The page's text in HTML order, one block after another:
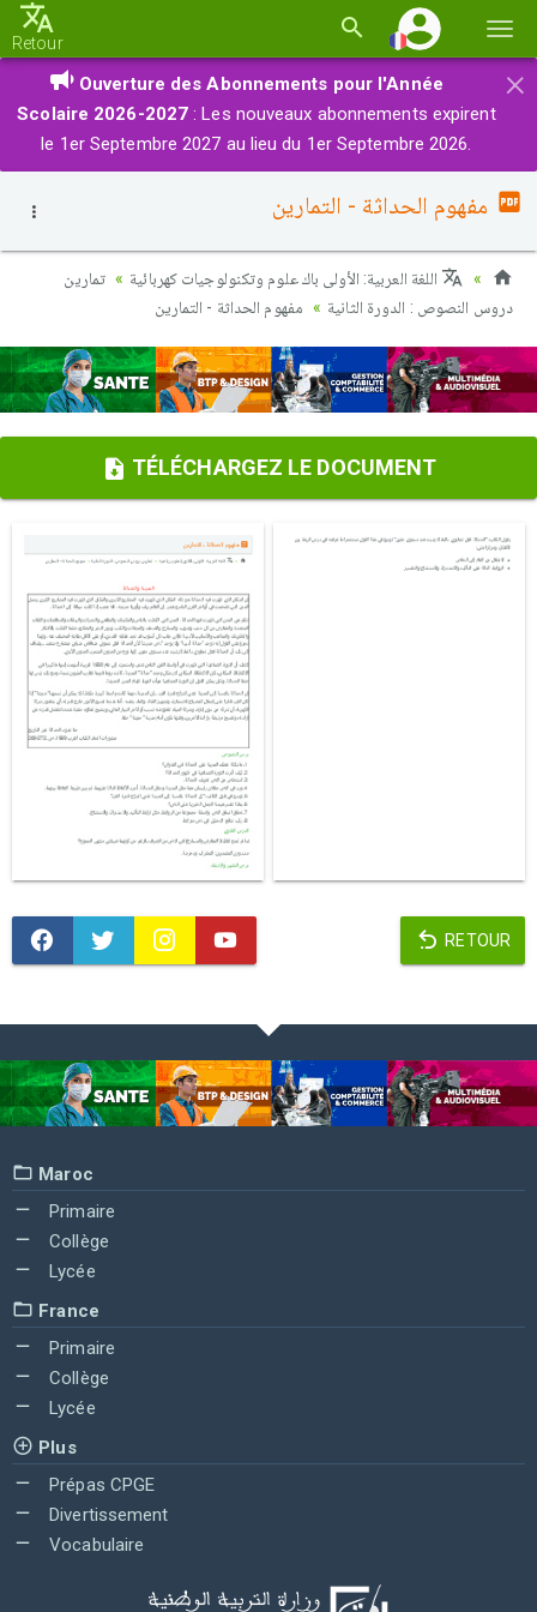
la
Retour
×
Ouverture des Abonnements pour l'Année
Scolaire 2026-2027 : Les nouveaux abonnements expirent
le 1er Septembre 2027 au lieu du 1er Septembre 2026.
مفهوم الحداثة - التمارين
اللغة العربية: الأولى باك علوم وتكنولوجيات كهربائية
تمارين
دروس النصوص : الدورة الثانية
مفهوم الحداثة - التمارين
TÉLÉCHARGEZ LE DOCUMENT
RETOUR
Maroc
Primaire
Collège
Lycée
France
Primaire
Collège
Lycée
Plus
Prépas CPGE
Divertissement
Vocabulaire